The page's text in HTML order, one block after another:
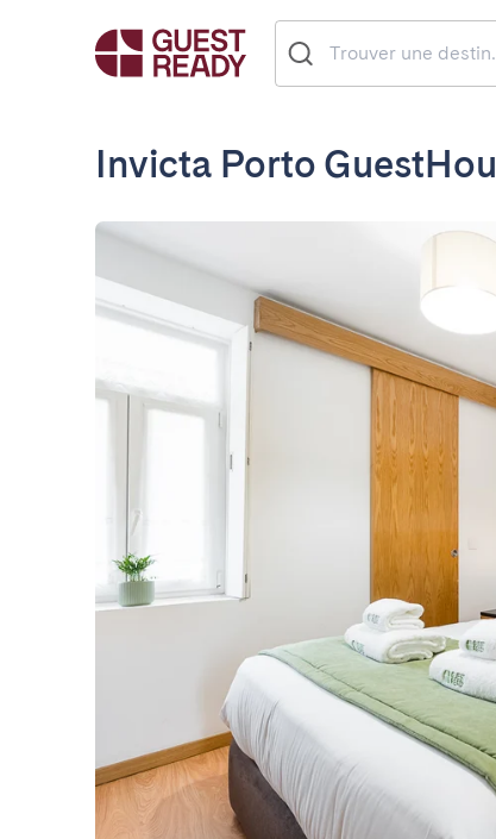
Invicta Porto